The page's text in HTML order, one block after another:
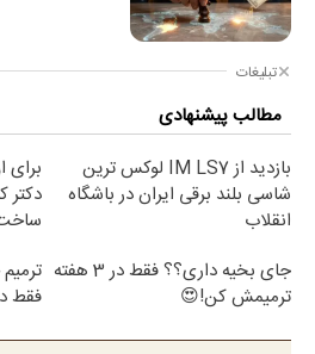
تبلیغات
مطالب پیشنهادی
بازدید از IM LS7 لوکس ترین
شاسی بلند برقی ایران در باشگاه
انقلاب
جای بخیه داری؟؟ فقط در 3 هفته
ترمیمش کن!😍
فقط در 3